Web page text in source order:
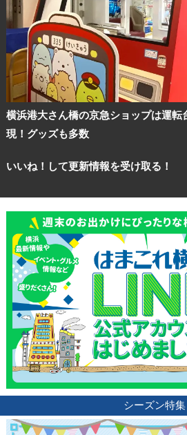
横浜港大さん橋の京急ショップは運転
現！グッズも多数
いいね！して更新情報を受け取る！
シーズン特集
観光ガイド
ランキング